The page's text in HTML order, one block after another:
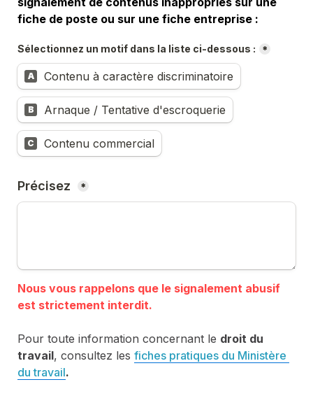
fiche de poste ou sur une fiche entreprise :
Sélectionnez un motif dans la liste ci-dessous : *
A Contenu à caractère discriminatoire
B Arnaque / Tentative d'escroquerie
C Contenu commercial
Précisez *
Nous vous rappelons que le signalement abusif
Pour toute information concernant le droit du
travail, consultez les fiches pratiques du Ministère
du travail